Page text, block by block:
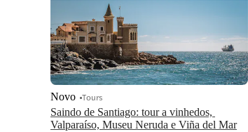
Saindo de Santiago: tour a vinhedos,
Valparaíso, Museu Neruda e Viña del Mar
Novo Tours